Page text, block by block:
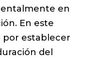
en
En este
por establecer
del